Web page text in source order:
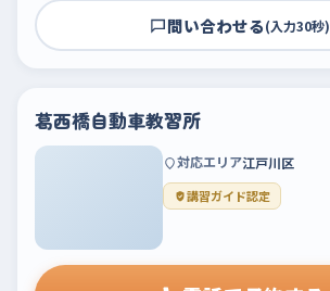
問い合わせる(入力30秒)
葛西橋自動車教習所
対応エリア江戸川区
講習ガイド認定